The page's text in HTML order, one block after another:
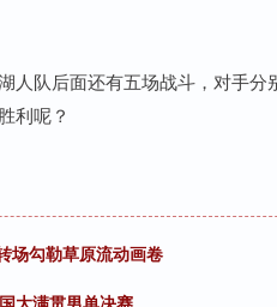
人队后面还有五场战斗，对手
利呢？
场勾勒草原流动画卷
大满贯男单决赛